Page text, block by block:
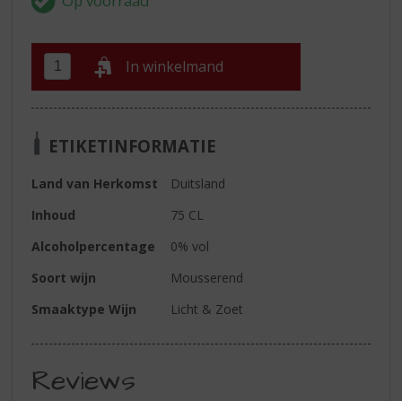
In winkelmand
ETIKETINFORMATIE
Land van Herkomst
Duitsland
Inhoud
75 CL
Alcoholpercentage
0% vol
Soort wijn
Mousserend
Smaaktype Wijn
Licht & Zoet
Reviews